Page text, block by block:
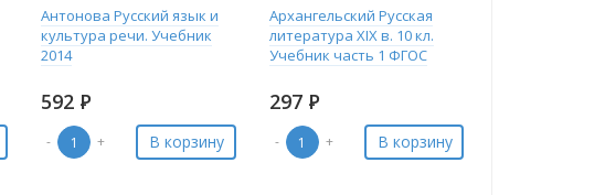
Антонова Русский язык и
культура речи. Учебник
2014
592 Р
- + В корзину
Архангельский Русская
литература XIX в. 10 кл.
Учебник часть 1 ФГОС
297 Р
- + В корзину